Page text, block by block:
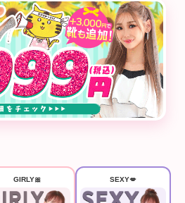
GIRLY🎀 SEXY💋